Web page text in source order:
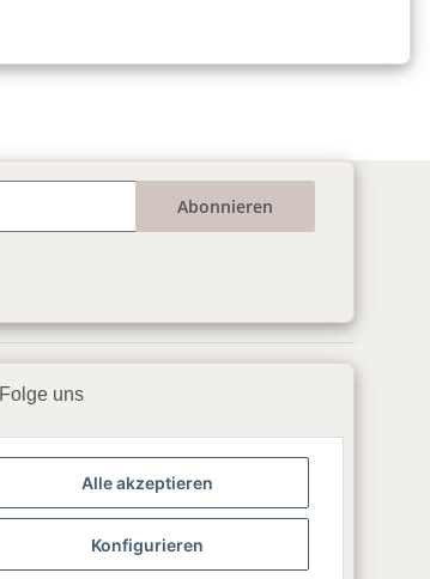
Abonnieren
Folge uns
▶️ YouTube
📸 Instagram
Alle akzeptieren
Konfigurieren